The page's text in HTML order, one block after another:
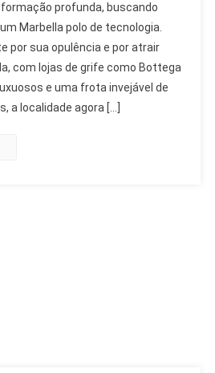
profunda, buscando
Marbella polo de tecnologia.
por sua opulência e por atrair
com lojas de grife como Bottega
e uma frota invejável de
a localidade agora […]